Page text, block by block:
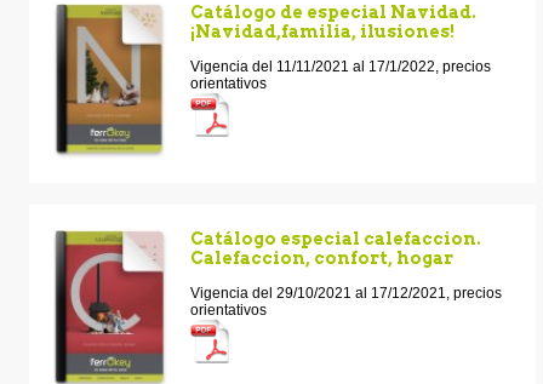
Catálogo de especial Navidad.
¡Navidad,familia, ilusiones!
Vigencia del 11/11/2021 al 17/1/2022, precios
orientativos
Catálogo especial calefaccion.
Calefaccion, confort, hogar
Vigencia del 29/10/2021 al 17/12/2021, precios
orientativos